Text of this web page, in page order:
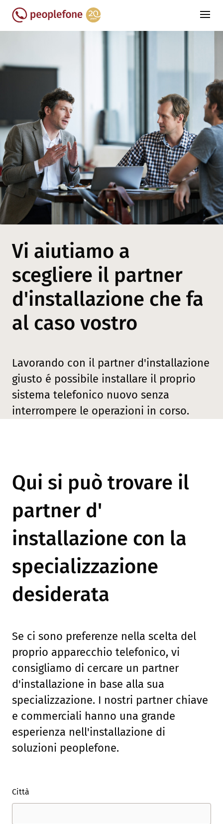
Vi aiutiamo a
scegliere il partner
d'installazione che fa
al caso vostro
Lavorando con il partner d'installazione
giusto é possibile installare il proprio
sistema telefonico nuovo senza
interrompere le operazioni in corso.
Qui si può trovare il
partner d'
installazione con la
specializzazione
desiderata
Se ci sono preferenze nella scelta del
proprio apparecchio telefonico, vi
consigliamo di cercare un partner
d'installazione in base alla sua
specializzazione. I nostri partner chiave
e commerciali hanno una grande
esperienza nell'installazione di
soluzioni peoplefone.
Città